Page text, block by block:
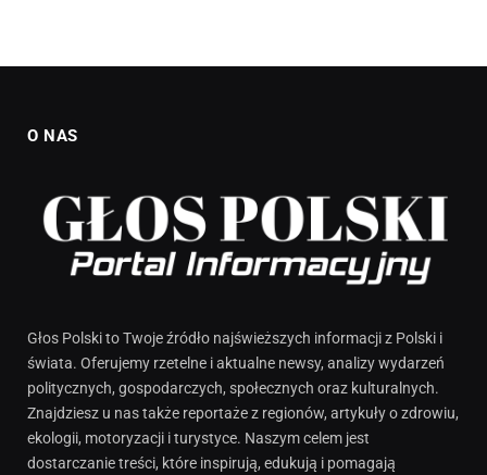
O NAS
Głos Polski to Twoje źródło najświeższych informacji z Polski i
świata. Oferujemy rzetelne i aktualne newsy, analizy wydarzeń
politycznych, gospodarczych, społecznych oraz kulturalnych.
Znajdziesz u nas także reportaże z regionów, artykuły o zdrowiu,
ekologii, motoryzacji i turystyce. Naszym celem jest
dostarczanie treści, które inspirują, edukują i pomagają